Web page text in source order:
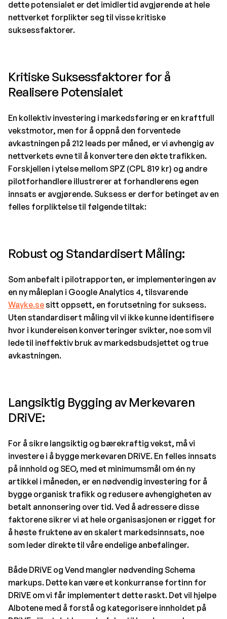
dette potensialet er det imidlertid avgjørende at hele
nettverket forplikter seg til visse kritiske
suksessfaktorer.
Kritiske Suksessfaktorer for å
Realisere Potensialet
En kollektiv investering i markedsføring er en kraftfull
vekstmotor, men for å oppnå den forventede
avkastningen på 212 leads per måned, er vi avhengig av
nettverkets evne til å konvertere den økte trafikken.
Forskjellen i ytelse mellom SPZ (CPL 819 kr) og andre
pilotforhandlere illustrerer at forhandlerens egen
innsats er avgjørende. Suksess er derfor betinget av en
felles forpliktelse til følgende tiltak:
Robust og Standardisert Måling:
Som anbefalt i pilotrapporten, er implementeringen av
en ny måleplan i Google Analytics 4, tilsvarende
Wayke.sesitt oppsett, en forutsetning for suksess.
Uten standardisert måling vil vi ikke kunne identifisere
hvor i kundereisen konverteringer svikter, noe som vil
lede til ineffektiv bruk av markedsbudsjettet og true
avkastningen.
Langsiktig Bygging av Merkevaren
DRiVE:
For å sikre langsiktig og bærekraftig vekst, må vi
investere i å bygge merkevaren DRiVE. En felles innsats
på innhold og SEO, med et minimumsmål om én ny
artikkel i måneden, er en nødvendig investering for å
bygge organisk trafikk og redusere avhengigheten av
betalt annonsering over tid. Ved å adressere disse
faktorene sikrer vi at hele organisasjonen er rigget for
å høste fruktene av en skalert markedsinnsats, noe
som leder direkte til våre endelige anbefalinger.
Både DRiVE og Vend mangler nødvending Schema
markups. Dette kan være et konkurranse fortinn for
DRiVE om vi får implementert dette raskt. Det vil hjelpe
AIbotene med å forstå og kategorisere innholdet på